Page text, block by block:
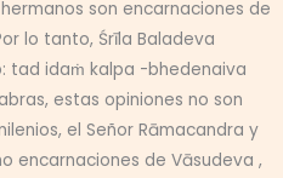
son encarnaciones de
lo tanto, Śrīla Baladeva
tad idaṁ kalpa -bhedenaiva
estas opiniones no son
el Señor Rāmacandra y
encarnaciones de Vāsudeva ,